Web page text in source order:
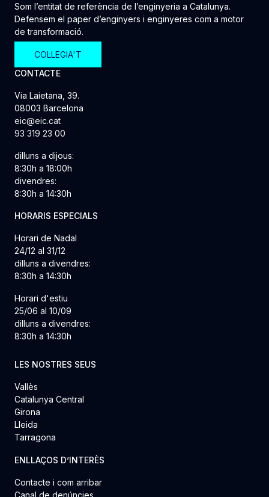
Som l’entitat de referència de l’enginyeria a Catalunya.
Defensem el paper d’enginyers i enginyeres com a motor
de transformació.
COL·LEGIA'T
CONTACTE
Via Laietana, 39.
08003 Barcelona
eic@eic.cat
93 319 23 00
dilluns a dijous:
8:30h a 18:00h
divendres:
8:30h a 14:30h
HORARIS ESPECIALS
Horari de Nadal
24/12 al 31/12
dilluns a divendres:
8:30h a 14:30h
Horari d'estiu
25/06 al 10/09
dilluns a divendres:
8:30h a 14:30h
LES NOSTRES SEUS
Vallès
Catalunya Central
Girona
Lleida
Tarragona
ENLLAÇOS D’INTERÈS
Contacte i com arribar
Canal de denúncies